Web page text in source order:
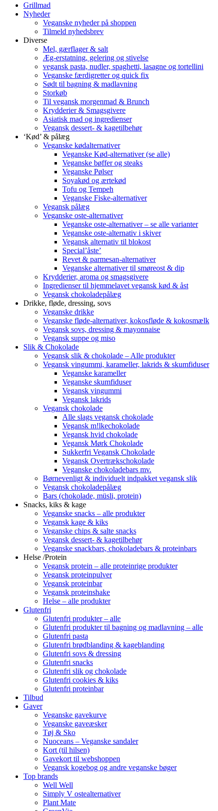
Grillmad
Nyheder
Veganske nyheder på shoppen
Tilmeld nyhedsbrev
Diverse
Mel, gærflager & salt
Æg-erstatning, gelering og stivelse
vegansk pasta, nudler, spaghetti, lasagne og tortellini
Veganske færdigretter og quick fix
Sødt til bagning & madlavning
Storkøb
Til vegansk morgenmad & Brunch
Krydderier & Smagsgivere
Asiatisk mad og ingredienser
Vegansk dessert- & kagetilbehør
‘Kød’ & pålæg
Veganske kødalternativer
Veganske Kød-alternativer (se alle)
Veganske bøffer og steaks
Veganske Pølser
Soyakød og ærtekød
Tofu og Tempeh
Veganske Fiske-alternativer
Vegansk pålæg
Veganske oste-alternativer
Veganske oste-alternativer – se alle varianter
Veganske oste-alternativ i skiver
Vegansk alternativ til blokost
Special’åste’
Revet & parmesan-alternativer
Veganske alternativer til smøreost & dip
Krydderier, aroma og smagsgivere
Ingredienser til hjemmelavet vegansk kød & åst
Vegansk chokoladepålæg
Drikke, fløde, dressing, sovs
Veganske drikke
Veganske fløde-alternativer, kokosfløde & kokosmælk
Vegansk sovs, dressing & mayonnaise
Vegansk suppe og miso
Slik & Chokolade
Vegansk slik & chokolade – Alle produkter
Vegansk vingummi, karameller, lakrids & skumfiduser
Veganske karameller
Veganske skumfiduser
Vegansk vingummi
Vegansk lakrids
Vegansk chokolade
Alle slags vegansk chokolade
Vegansk m!lkechokolade
Vegansk hvid chokolade
Vegansk Mørk Chokolade
Sukkerfri Vegansk Chokolade
Vegansk Overtrækschokolade
Veganske chokoladebars mv.
Børnevenligt & individuelt indpakket vegansk slik
Vegansk chokoladepålæg
Bars (chokolade, müsli, protein)
Snacks, kiks & kage
Veganske snacks – alle produkter
Vegansk kage & kiks
Veganske chips & salte snacks
Vegansk dessert- & kagetilbehør
Veganske snackbars, chokoladebars & proteinbars
Helse /Protein
Vegansk protein – alle proteinrige produkter
Vegansk proteinpulver
Vegansk proteinbar
Vegansk proteinshake
Helse – alle produkter
Glutenfri
Glutenfri produkter – alle
Glutenfri produkter til bagning og madlavning – alle
Glutenfri pasta
Glutenfri brødblanding & kageblanding
Glutenfri sovs & dressing
Glutenfri snacks
Glutenfri slik og chokolade
Glutenfri cookies & kiks
Glutenfri proteinbar
Tilbud
Gaver
Veganske gavekurve
Veganske gaveæsker
Tøj & Sko
Nuoceans – Veganske sandaler
Kort (til hilsen)
Gavekort til webshoppen
Vegansk kogebog og andre veganske bøger
Top brands
Well Well
Simply V ostealternativer
Plant Mate